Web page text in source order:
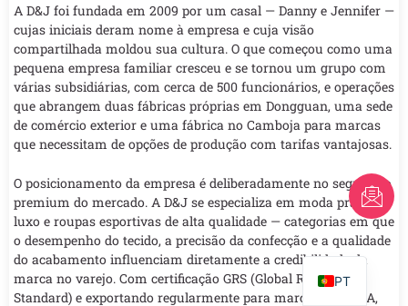
A D&J foi fundada em 2009 por um casal — Danny e Jennifer —
cujas iniciais deram nome à empresa e cuja visão
compartilhada moldou sua cultura. O que começou como uma
pequena empresa familiar cresceu e se tornou um grupo com
várias subsidiárias, com cerca de 500 funcionários, e operações
que abrangem duas fábricas próprias em Dongguan, uma sede
de comércio exterior e uma fábrica no Camboja para marcas
que necessitam de opções de produção com tarifas vantajosas.
O posicionamento da empresa é deliberadamente no segmento
premium do mercado. A D&J se especializa em moda praia de
luxo e roupas esportivas de alta qualidade — categorias em que
o desempenho do tecido, a precisão da confecção e a qualidade
do acabamento influenciam diretamente a credibilidade da
marca no varejo. Com certificação GRS (Global Recycled
Standard) e exportando regularmente para marcas nos EUA,
PT
EN
AR
FR